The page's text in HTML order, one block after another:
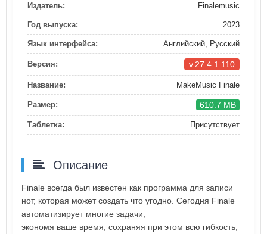
Издатель: Finalemusic
Год выпуска: 2023
Язык интерфейса: Английский, Русский
Версия: v.27.4.1.110
Название: MakeMusic Finale
Размер: 610.7 MB
Таблетка: Присутствует
Описание
Finale всегда был известен как программа для записи
нот, которая может создать что угодно. Сегодня Finale
автоматизирует многие задачи,
экономя ваше время, сохраняя при этом всю гибкость,